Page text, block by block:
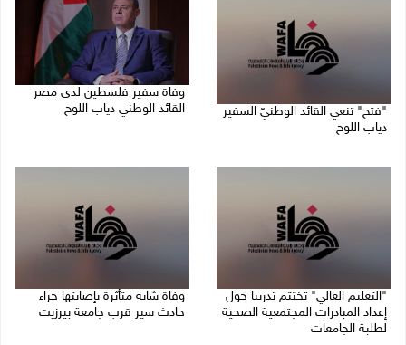
"فتح" تنعي القائد الوطنيّ السفير
دياب اللوح
وفاة سفير فلسطين لدى مصر
القائد الوطني دياب اللوح
"التعليم العالي" تختتم تدريبا حول
إعداد المبادرات المجتمعية الصحية
لطلبة الجامعات
وفاة شابة متأثرة بإصابتها جراء
حادث سير قرب جامعة بيرزيت